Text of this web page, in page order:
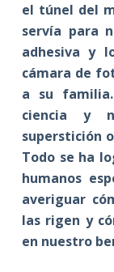
el túnel del
servía para
adhesiva y
cámara de
a su
ciencia y
superstición
Todo se ha
humanos
averiguar
las rigen y
en nuestro